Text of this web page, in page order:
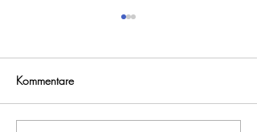
Jetzt knackt's goldig
Kommentare